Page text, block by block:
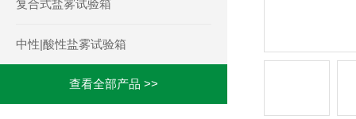
复合式盐雾试验箱
中性|酸性盐雾试验箱
查看全部产品 >>